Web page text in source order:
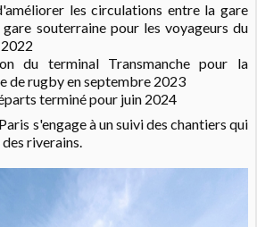
les circulations entre la gare
souterraine pour les voyageurs du
du terminal Transmanche pour la
de rugby en septembre 2023
terminé pour juin 2024
s'engage à un suivi des chantiers qui
riverains.